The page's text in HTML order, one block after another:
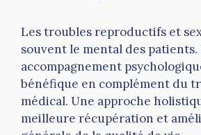
Les troubles reproductifs et
souvent le mental des patients.
accompagnement
bénéfique en complément du
médical. Une approche
meilleure récupération et